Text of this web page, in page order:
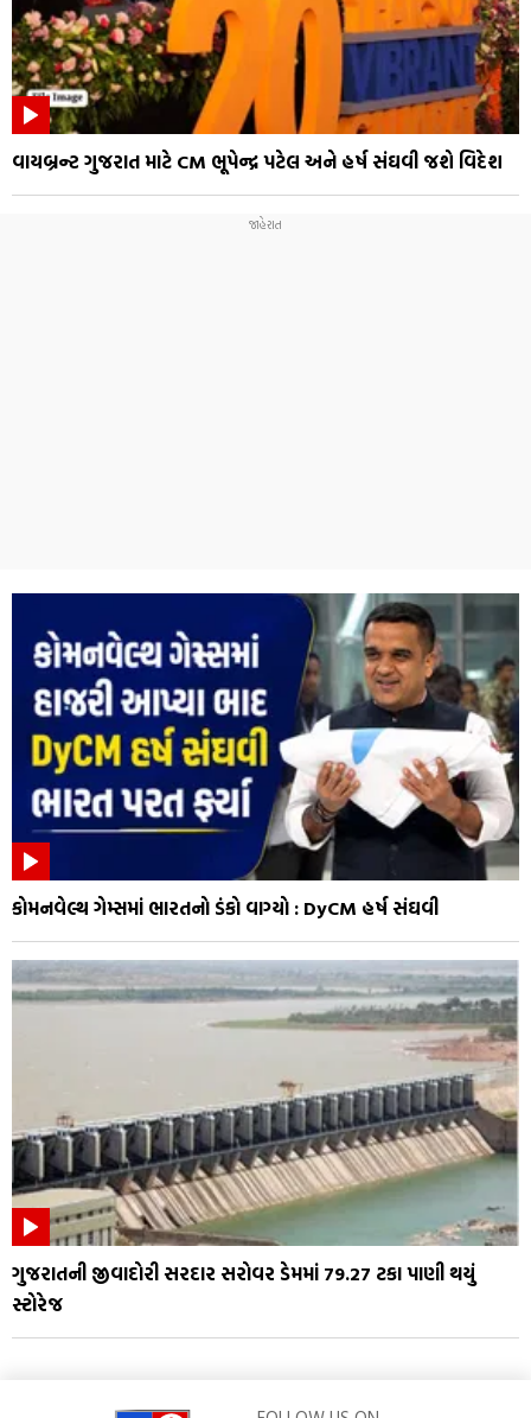
વાયબ્રન્ટ ગુજરાત માટે CM ભૂપેન્દ્ર પટેલ અને હર્ષ સંઘવી જશે વિદેશ
કોમનવેલ્થ ગેમ્સમાં ભારતનો ડંકો વાગ્યો : DyCM હર્ષ સંઘવી
ગુજરાતની જીવાદોરી સરદાર સરોવર ડેમમાં 79.27 ટકા પાણી થયું
સ્ટોરેજ